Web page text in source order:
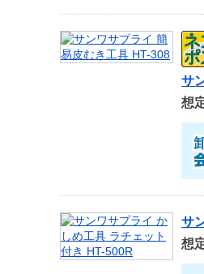
サ
想
サ
想